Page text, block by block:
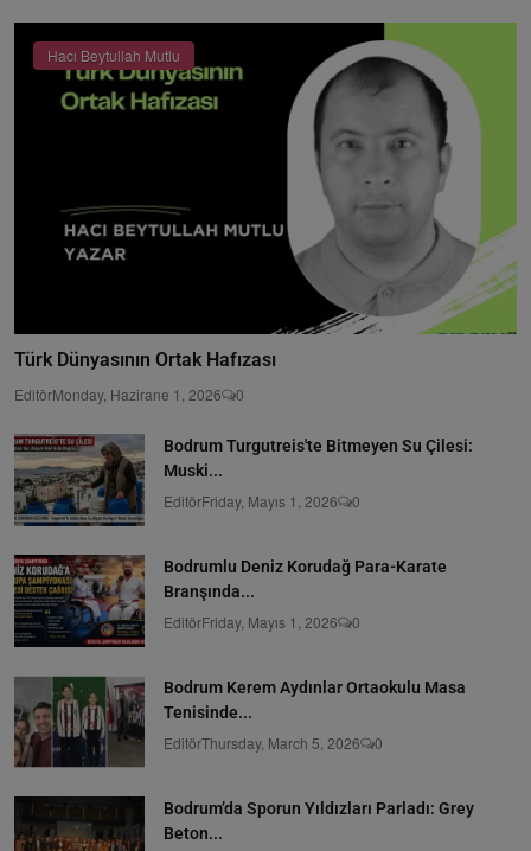
Hacı Beytullah Mutlu
Türk Dünyasının Ortak Hafızası
EditörMonday, Hazirane 1, 2026 0
Bodrum Turgutreis'te Bitmeyen Su Çilesi:
Muski...
EditörFriday, Mayıs 1, 2026 0
Bodrumlu Deniz Korudağ Para-Karate
Branşında...
EditörFriday, Mayıs 1, 2026 0
Bodrum Kerem Aydınlar Ortaokulu Masa
Tenisinde...
EditörThursday, March 5, 2026 0
Bodrum’da Sporun Yıldızları Parladı: Grey
Beton...